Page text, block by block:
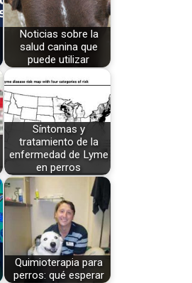
Noticias sobre la
salud canina que
puede utilizar
Síntomas y
tratamiento de la
enfermedad de Lyme
en perros
Quimioterapia para
perros: qué esperar